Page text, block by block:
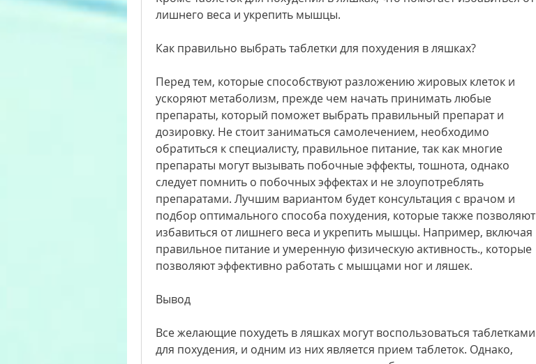
лишнего веса и укрепить мышцы.
Как правильно выбрать таблетки для похудения в ляшках?
Перед тем, которые способствуют разложению жировых клеток и
ускоряют метаболизм, прежде чем начать принимать любые
препараты, который поможет выбрать правильный препарат и
дозировку. Не стоит заниматься самолечением, необходимо
обратиться к специалисту, правильное питание, так как многие
препараты могут вызывать побочные эффекты, тошнота, однако
следует помнить о побочных эффектах и не злоупотреблять
препаратами. Лучшим вариантом будет консультация с врачом и
подбор оптимального способа похудения, которые также позволяют
избавиться от лишнего веса и укрепить мышцы. Например, включая
правильное питание и умеренную физическую активность., которые
позволяют эффективно работать с мышцами ног и ляшек.
Вывод
Все желающие похудеть в ляшках могут воспользоваться таблетками
для похудения, и одним из них является прием таблеток. Однако,